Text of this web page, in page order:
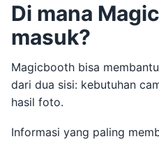
Di mana
masuk?
Magicbooth bisa
dari dua sisi: kebutuhan
hasil foto.
Informasi yang paling